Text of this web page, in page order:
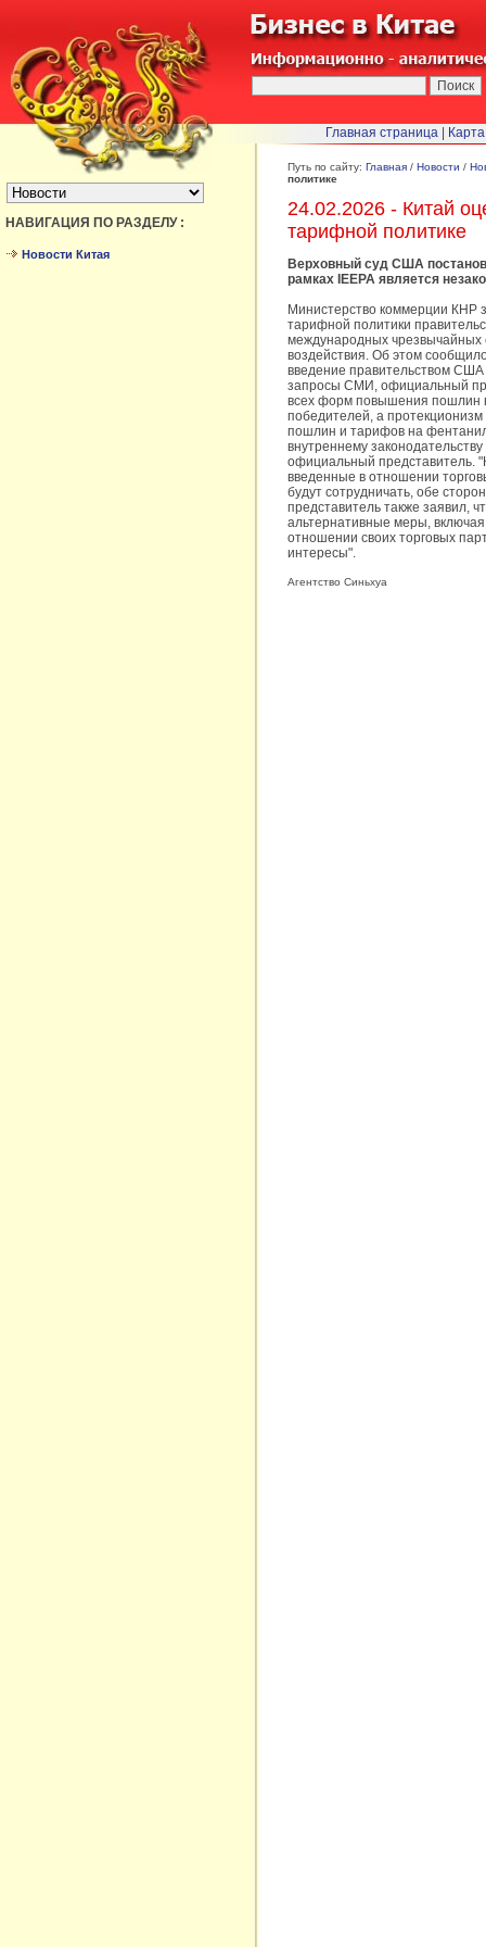
БЫСТРЫЙ ПЕРЕХОД :
НАВИГАЦИЯ ПО РАЗДЕЛУ :
Новости Китая
Путь по сайту: Главная / Новости /
политике
24.02.2026 - Китай
тарифной политике
Верховный суд США
рамках IEEPA является
Министерство коммерции КНР
тарифной политики
международных чрезвычайных
воздействия. Об этом
введение правительством США
запросы СМИ, официальный
всех форм повышения пошлин в
победителей, а
пошлин и тарифов на
внутреннему
официальный представитель.
введенные в отношении
будут сотрудничать, обе
представитель также заявил,
альтернативные меры,
отношении своих торговых
интересы".
Агентство Синьхуа
Главная страница